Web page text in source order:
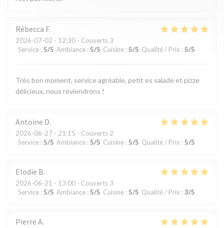
Rébecca F
2026-07-02 - 12:30 - Couverts 3
Service : 5/5 Ambiance : 5/5 Cuisine : 5/5 Qualité / Prix : 5/5
Très bon moment, service agréable, petit es salade et pizze
délicieux, nous reviendrons !
Antoine D
2026-06-27 - 21:15 - Couverts 2
Service : 5/5 Ambiance : 5/5 Cuisine : 5/5 Qualité / Prix : 5/5
Elodie B
2026-06-21 - 13:00 - Couverts 3
Service : 5/5 Ambiance : 5/5 Cuisine : 5/5 Qualité / Prix : 3/5
Pierre A